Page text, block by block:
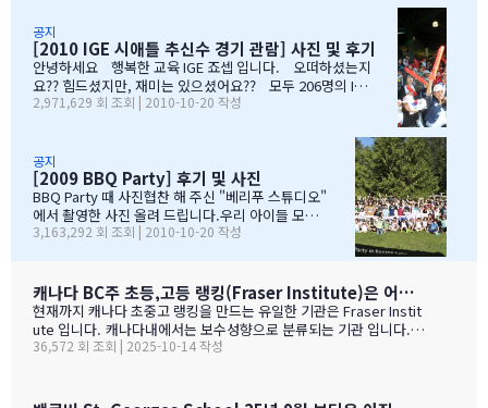
들은 댓글로 남겨주시면, 카톡 혹은 메일로 보내드리겠습니다. 감
사합니다.…
선택이였는데......추천 받은 세 군 데 중에서 선택한 IGE.....서비스
마인드가 확실하고 고객을 끝까지 책임질 줄 아는 회사였습니다.한
국 학생이 적은 웨스트 벤쿠버. 그리고 정 사장님이 추천해주신 caulf
eild.....최고의 선택이였습니다. 아이들은 지난 주 부터 계속 farew
ell party입니다.지난 주에 큰애는 6학년 남자 애들 모두 모여서 이번
에 떠나는 한국 아이 2명을 위한 피자파티에 참석하였고 이번 주는 6
학년 아이들끼리 노벤에 있는 레이저텍에서 번개 모임을 하고 놀다가
왔습니다.둘째는 친했던 친구들 집에 초대를 받아서 4명의 친구와 돌
아가면서 sleep over하느라 집에 들어오질 않습니…
공지
[2010 IGE 시애틀 추신수 경기 관람] 사진 및 후기
안녕하세요 행복한 교육 IGE 죠셉 입니다. 오떠하셨는지
요?? 힘드셨지만, 재미는 있으셨어요?? 모두 206명의 IGE
가족분들이 참석하셨으며, 무사히 이벤트 마무리되었습니
습니다. 감사합니다...꾸벅!!! 이른 아침부터 준비하시고,
국경에서 장작 3시간동안 시간이 걸리셨고....오마이갓~!!!
그래두 미국땅은 밟아보았죠~~추신수도 보고~~야구경기도
보고~~~따뜻한 햇빛아래에서 시원한 맥주도....ㅋㅋㅋ ^^
아버님/어머님들의 여유스러운 모습에 저 또한 신나드라고
요~~~응원도 힘차게 하며...단지 추신수 선수가 뒷 돌아보지
않아서 아쉬웠지만...........( 쫌~~ 뒤를 돌아보고 손 한번 흔
떠나면 고생이죠??? ㅋㅋㅋㅋㅋㅋ …
2,971,629 회 조회 | 2010-10-20 작성
공지
[2009 BBQ Party] 후기 및 사진
BBQ Party 때 사진협찬 해 주신 "베리푸 스튜디오"
에서 촬영한 사진 올려 드립니다.우리 아이들 모
습 잘 찾아 보세요..혹시나 빠진 가족이 있더라도 용
3,163,292 회 조회 | 2010-10-20 작성
캐나다 BC주 초등,고등 랭킹(Fraser Institute)은 어떻게 만들어 지나 ?
현재까지 캐나다 초중고 랭킹을 만드는 유일한 기관은 Fraser Instit
ute 입니다. 캐나다내에서는 보수성향으로 분류되는 기관 입니다.
하여간일반적으로 학교 랭킹 하면 학교의 성적 그러니까 표준 시험결
고등학교의 경우 (9개 지표):평균 시험 점수 (Average exam mark)
36,572 회 조회 | 2025-10-14 작성